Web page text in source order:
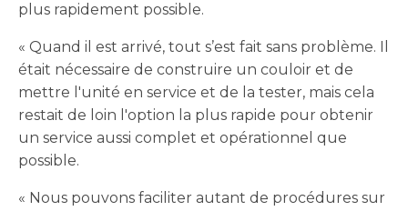
plus rapidement possible.
« Quand il est arrivé, tout s’est fait sans problème. Il
était nécessaire de construire un couloir et de
mettre l'unité en service et de la tester, mais cela
restait de loin l'option la plus rapide pour obtenir
un service aussi complet et opérationnel que
possible.
« Nous pouvons faciliter autant de procédures sur